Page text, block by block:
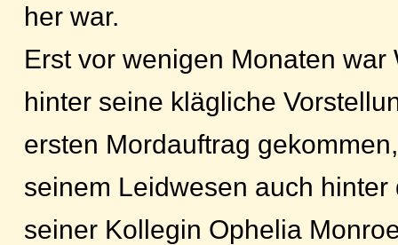
her war.
Erst vor wenigen Monaten war
hinter seine klägliche
ersten Mordauftrag
seinem Leidwesen auch
seiner Kollegin Ophelia